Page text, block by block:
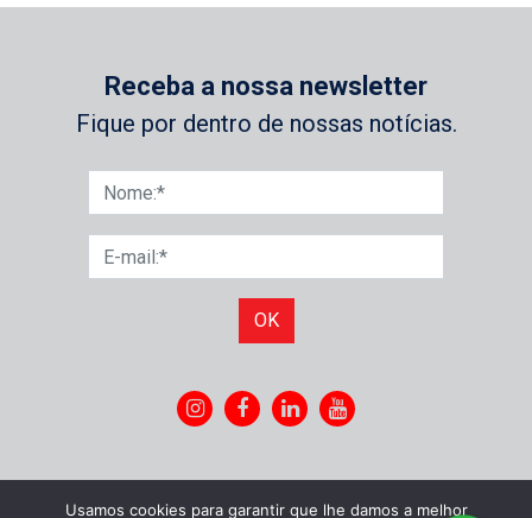
Receba a nossa newsletter
Fique por dentro de nossas notícias.
OK
Usamos cookies para garantir que lhe damos a melhor